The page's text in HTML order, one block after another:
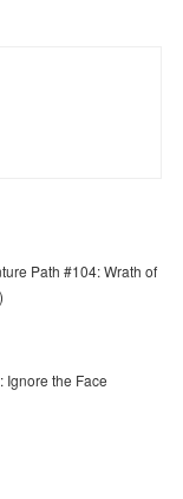
Path #104: Wrath of
Ignore the Face